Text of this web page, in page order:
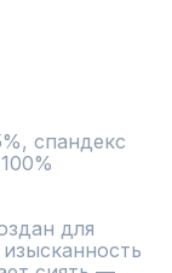
спандекс
для